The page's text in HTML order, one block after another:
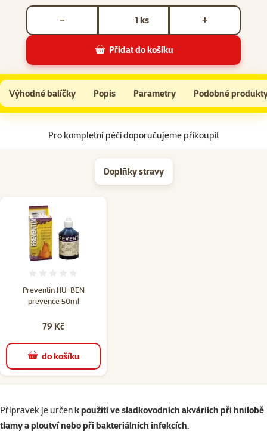
ks
− +
Přidat do košíku
Sera Baktopur 50ml
Do košíku
Výhodné balíčky Popis Parametry Podobné
Na začátek stránky
Pro kompletní péči doporučujeme přikoupit
Doplňky stravy
Preventin HU-BEN
prevence 50ml
79 Kč
do košíku
superzoo.product.detail.content
Přípravek je určenk použití ve sladkovodních akváriích při hnilobě
tlamy a ploutví nebo při bakteriálních infekcích